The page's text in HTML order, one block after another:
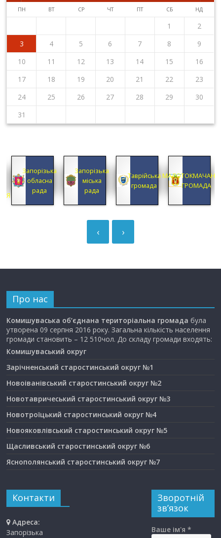
ПН ВТ СР ЧТ ПТ СБ НД
1
2
3
4 5 6 7 8
9
10
11 12 13 14 15
16
17
18 19 20 21 22
23
24
25 26 27 28 29
30
31
Запорізька
обласна
рада
Запорізька
міська
рада
Таврійська
громада
ГРОМАДА
›
‹
Про нас
Комишуваська об’єднана територіальна громада була
утворена 09 серпня 2016 року. Загальна кількість населення
громади становить – 12 510чол. До складу громади входять:
Комишуваський округ
Зарічненський старостинський округ №1
Новоіванівський старостинський округ №2
Новотавричеський старостинський округ №3
Новотроїцький старостинський округ №4
Новояковлівський старостинський округ №5
Щасливський старостинський округ №6
Яснополянський старостинський округ №7
Контакти
Адреса:
Запорізька
Зворотній
зв’язок
Ваше ім'я *